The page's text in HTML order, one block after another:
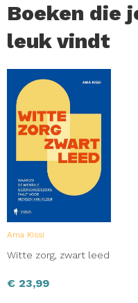
Boeken die
leuk vindt
Ama Kissi
Witte zorg, zwart leed
€ 23,99